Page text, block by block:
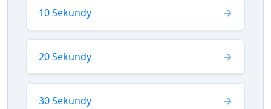
10 Sekundy
20 Sekundy
30 Sekundy